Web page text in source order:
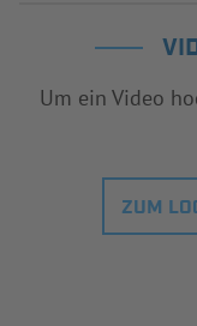
Um ein Video
ZUM